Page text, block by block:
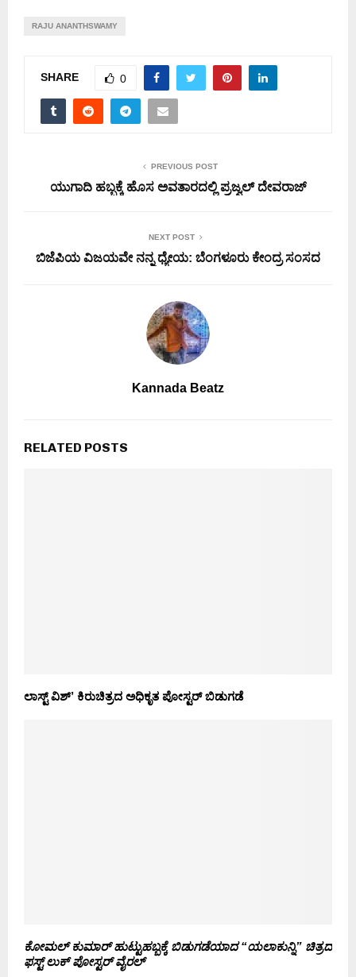
RAJU ANANTHSWAMY
SHARE 0
PREVIOUS POST
ಯುಗಾದಿ ಹಬ್ಬಕ್ಕೆ ಹೊಸ ಅವತಾರದಲ್ಲಿ ಪ್ರಜ್ವಲ್ ದೇವರಾಜ್
NEXT POST
ಬಿಜೆಪಿಯ ವಿಜಯವೇ ನನ್ನ ಧ್ಯೇಯ: ಬೆಂಗಳೂರು ಕೇಂದ್ರ ಸಂಸದ
Kannada Beatz
RELATED POSTS
ಲಾಸ್ಟ್ ವಿಶ್’ ಕಿರುಚಿತ್ರದ ಅಧಿಕೃತ ಪೋಸ್ಟರ್ ಬಿಡುಗಡೆ
ಕೋಮಲ್ ಕುಮಾರ್ ಹುಟ್ಟುಹಬ್ಬಕ್ಕೆ ಬಿಡುಗಡೆಯಾದ “ಯಲಾಕುನ್ನಿ” ಚಿತ್ರದ
ಫಸ್ಟ್ ಲುಕ್ ಪೋಸ್ಟರ್ ವೈರಲ್